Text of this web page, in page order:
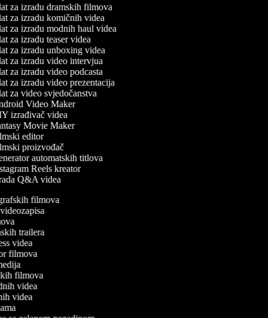
za izradu dramskih filmova
za izradu komičnih videa
za izradu modnih haul videa
za izradu teaser videa
za izradu unboxing videa
za izradu video intervjua
za izradu video podcasta
za izradu video prezentacija
za video svjedočanstva
Video Maker
izrađivač videa
Movie Maker
editor
proizvođač
automatskih titlova
Reels kreator
Q&A videa
filmova
trailera
videa
filmova
filmova
videa
videa